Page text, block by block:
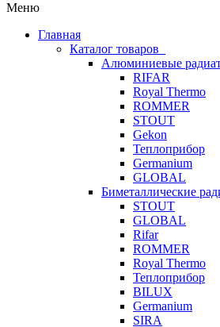
Меню
Главная
Каталог товаров
Алюминиевые
RIFAR
Royal Thermo
ROMMER
STOUT
Gekon
Теплоприбор
Germanium
GLOBAL
Биметаллические
STOUT
GLOBAL
Rifar
ROMMER
Royal Thermo
Теплоприбор
BILUX
Germanium
SIRA